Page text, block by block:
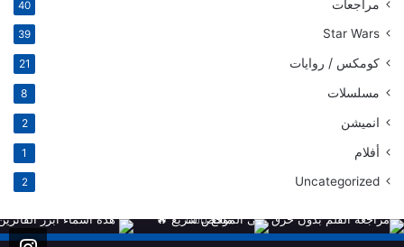
مراجعات 40
Star Wars
39
كومكس / روايات 21
مسلسلات 8
انميشن 2
أفلام 1
Uncategorized
2